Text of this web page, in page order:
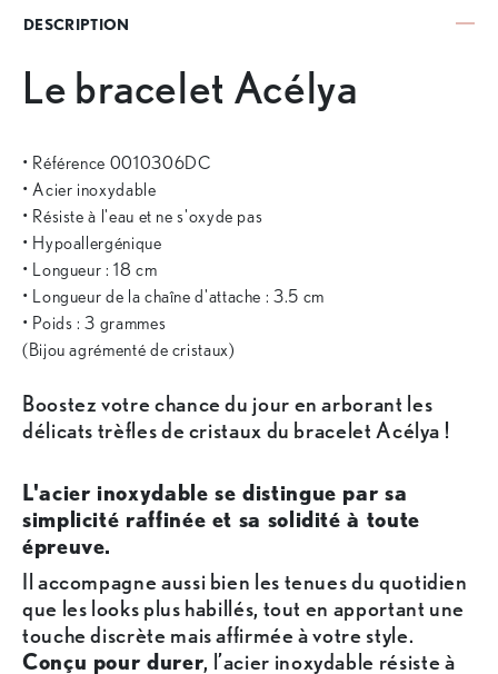
DESCRIPTION
Le bracelet Acélya
• Référence 0010306DC
• Acier inoxydable
• Résiste à l'eau et ne s'oxyde pas
• Hypoallergénique
• Longueur : 18 cm
• Longueur de la chaîne d'attache : 3.5 cm
• Poids : 3 grammes
(Bijou agrémenté de cristaux)
Boostez votre chance du jour en arborant les
délicats trèfles de cristaux du bracelet Acélya !
L'acier inoxydable se distingue par sa
simplicité raffinée et sa solidité à toute
épreuve.
Il accompagne aussi bien les tenues du quotidien
que les looks plus habillés, tout en apportant une
touche discrète mais affirmée à votre style.
Conçu pour durer, l’acier inoxydable résiste à